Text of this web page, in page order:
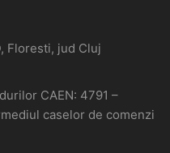
Floresti, jud Cluj
CAEN: 4791 –
caselor de comenzi